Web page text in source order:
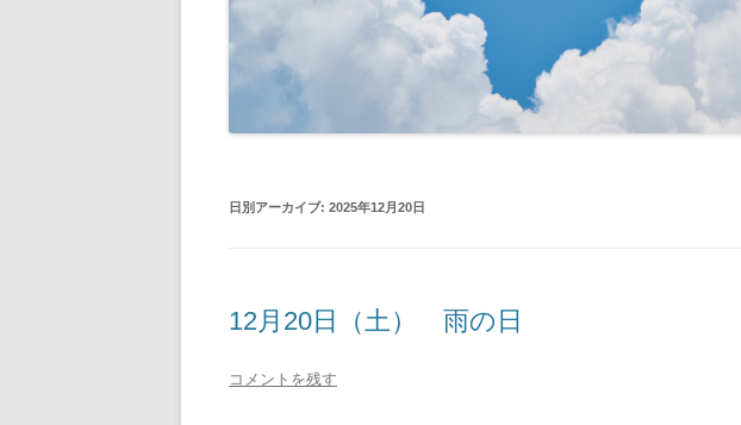
日別アーカイブ: 2025年12月20日
12月20日（土） 雨の日
コメントを残す